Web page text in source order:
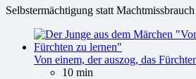
Selbstermächtigung statt Machtmissbrauch
Von einem, der auszog, das
10 min